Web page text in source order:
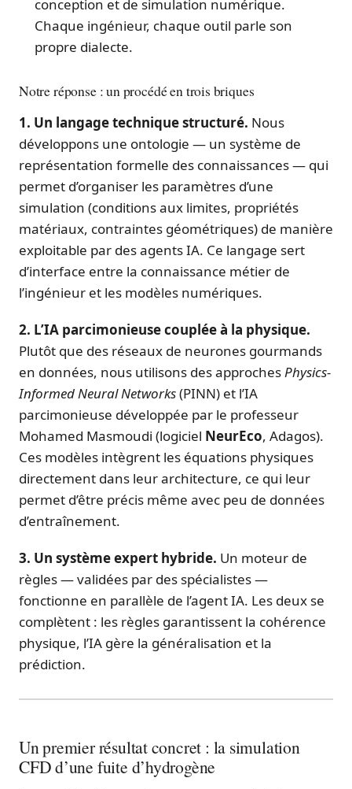
conception et de simulation numérique.
Chaque ingénieur, chaque outil parle son
propre dialecte.
Notre réponse : un procédé en trois briques
1. Un langage technique structuré. Nous
développons une ontologie — un système de
représentation formelle des connaissances — qui
permet d’organiser les paramètres d’une
simulation (conditions aux limites, propriétés
matériaux, contraintes géométriques) de manière
exploitable par des agents IA. Ce langage sert
d’interface entre la connaissance métier de
l’ingénieur et les modèles numériques.
2. L’IA parcimonieuse couplée à la physique.
Plutôt que des réseaux de neurones gourmands
en données, nous utilisons des approchesPhysics-
Informed Neural Networks(PINN) et l’IA
parcimonieuse développée par le professeur
Mohamed Masmoudi (logiciel NeurEco, Adagos).
Ces modèles intègrent les équations physiques
directement dans leur architecture, ce qui leur
permet d’être précis même avec peu de données
d’entraînement.
3. Un système expert hybride. Un moteur de
règles — validées par des spécialistes —
fonctionne en parallèle de l’agent IA. Les deux se
complètent : les règles garantissent la cohérence
physique, l’IA gère la généralisation et la
prédiction.
Un premier résultat concret : la simulation
CFD d’une fuite d’hydrogène